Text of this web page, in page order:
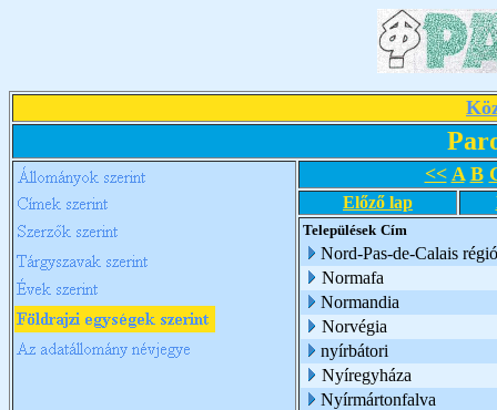
<< A B
Előző lap
Települések Cím
Nord-Pas-de-Calais régió
Normafa
Normandia
Norvégia
nyírbátori
Nyíregyháza
Nyírmártonfalva